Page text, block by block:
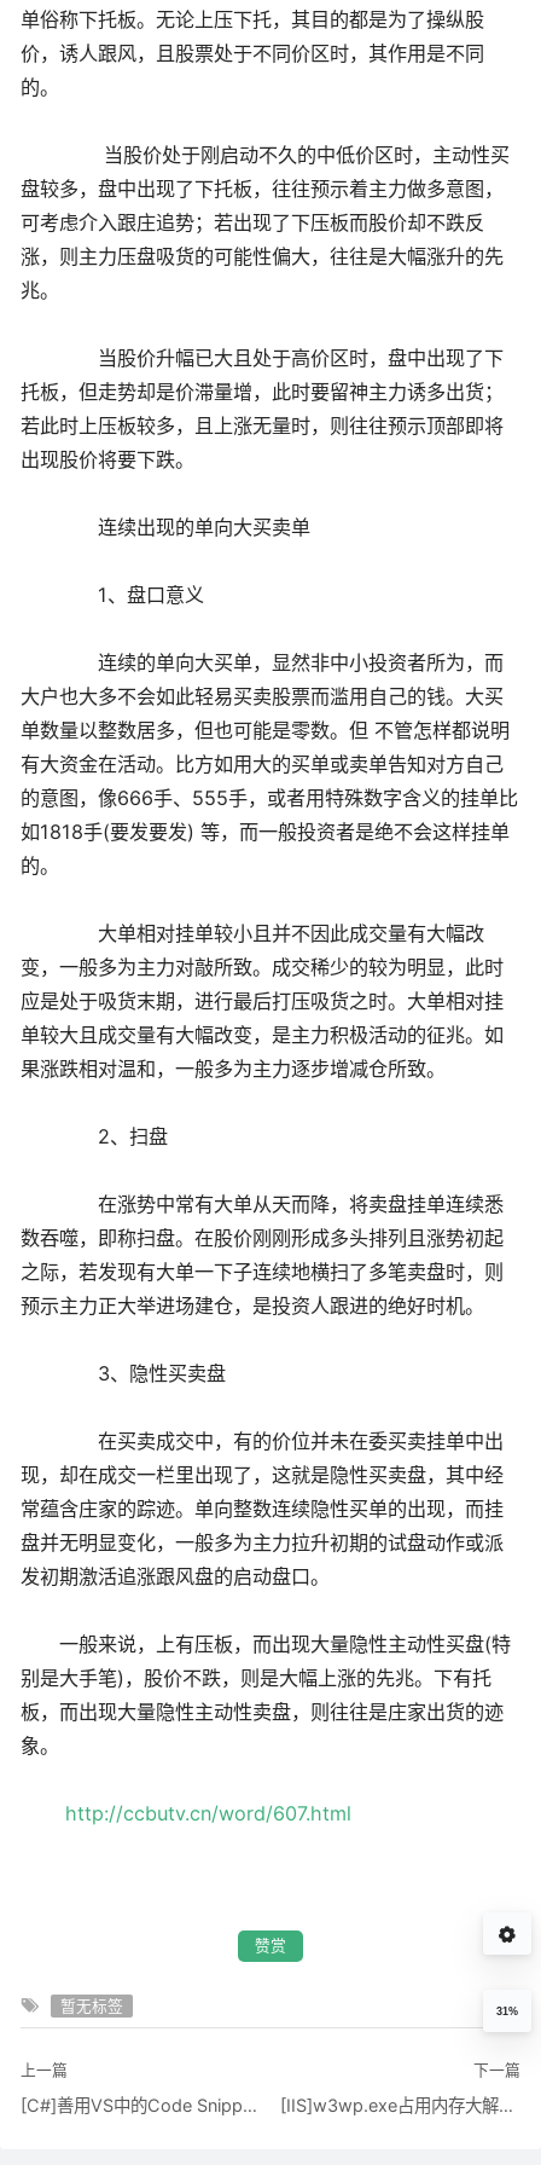
单俗称下托板。无论上压下托，其目的都是为了操纵股
价，诱人跟风，且股票处于不同价区时，其作用是不同
的。
当股价处于刚启动不久的中低价区时，主动性买
盘较多，盘中出现了下托板，往往预示着主力做多意图，
可考虑介入跟庄追势；若出现了下压板而股价却不跌反
涨，则主力压盘吸货的可能性偏大，往往是大幅涨升的先
兆。
当股价升幅已大且处于高价区时，盘中出现了下
托板，但走势却是价滞量增，此时要留神主力诱多出货；
若此时上压板较多，且上涨无量时，则往往预示顶部即将
出现股价将要下跌。
连续出现的单向大买卖单
1、盘口意义
连续的单向大买单，显然非中小投资者所为，而
大户也大多不会如此轻易买卖股票而滥用自己的钱。大买
单数量以整数居多，但也可能是零数。但 不管怎样都说明
有大资金在活动。比方如用大的买单或卖单告知对方自己
的意图，像666手、555手，或者用特殊数字含义的挂单比
如1818手(要发要发) 等，而一般投资者是绝不会这样挂单
的。
大单相对挂单较小且并不因此成交量有大幅改
变，一般多为主力对敲所致。成交稀少的较为明显，此时
应是处于吸货末期，进行最后打压吸货之时。大单相对挂
单较大且成交量有大幅改变，是主力积极活动的征兆。如
果涨跌相对温和，一般多为主力逐步增减仓所致。
2、扫盘
在涨势中常有大单从天而降，将卖盘挂单连续悉
数吞噬，即称扫盘。在股价刚刚形成多头排列且涨势初起
之际，若发现有大单一下子连续地横扫了多笔卖盘时，则
预示主力正大举进场建仓，是投资人跟进的绝好时机。
3、隐性买卖盘
在买卖成交中，有的价位并未在委买卖挂单中出
现，却在成交一栏里出现了，这就是隐性买卖盘，其中经
常蕴含庄家的踪迹。单向整数连续隐性买单的出现，而挂
盘并无明显变化，一般多为主力拉升初期的试盘动作或派
发初期激活追涨跟风盘的启动盘口。
一般来说，上有压板，而出现大量隐性主动性买盘(特
别是大手笔)，股价不跌，则是大幅上涨的先兆。下有托
板，而出现大量隐性主动性卖盘，则往往是庄家出货的迹
象。
http://ccbutv.cn/word/607.html
赞赏
暂无标签
上一篇
[C#]善用VS中的Code Snippet来提高开发效率
下一篇
[IIS]w3wp.exe占用内存大解决办法
31%